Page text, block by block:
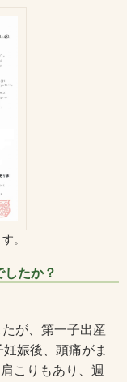
。
したか？
が、第一子出産
娠後、頭痛がま
こりもあり、週